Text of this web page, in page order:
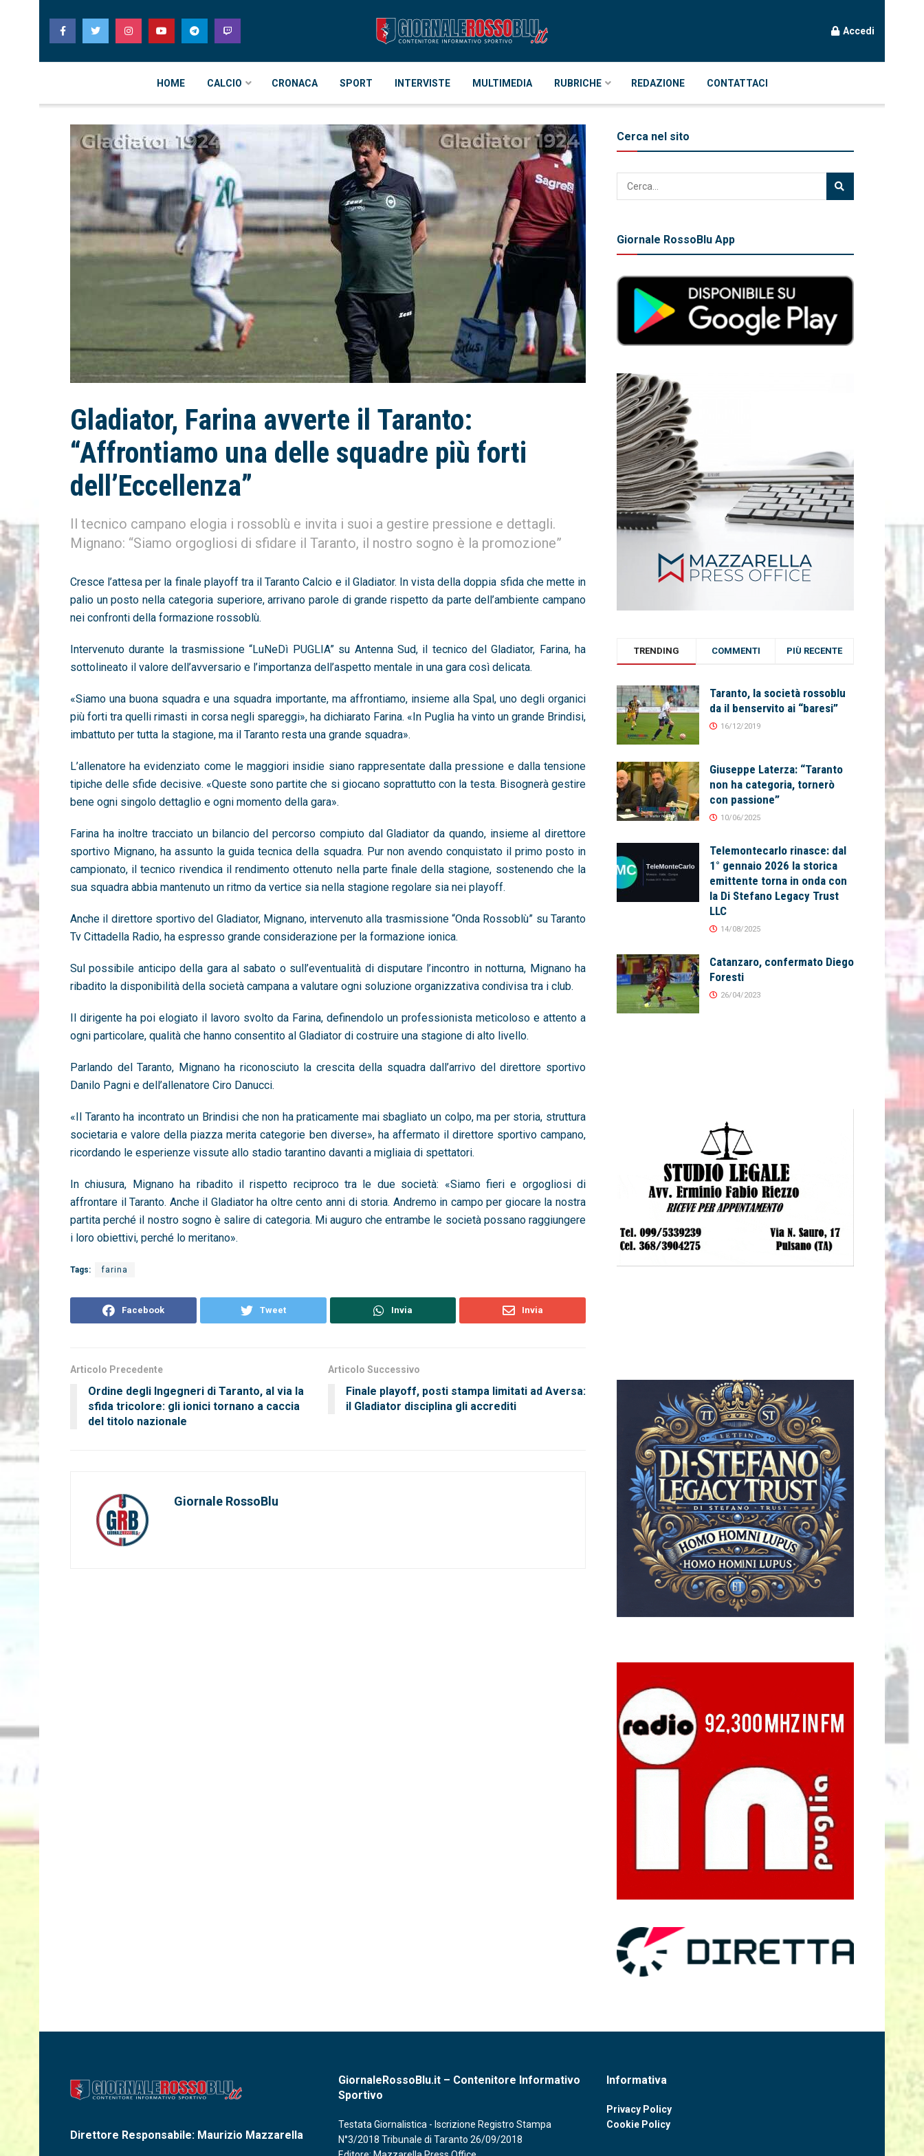
Accedi
HOME CALCIO CRONACA SPORT INTERVISTE MULTIMEDIA RUBRICHE REDAZIONE CONTATTACI
Gladiator, Farina avverte il Taranto:
“Affrontiamo una delle squadre più forti
dell’Eccellenza”
Il tecnico campano elogia i rossoblù e invita i suoi a gestire pressione e dettagli.
Mignano: “Siamo orgogliosi di sfidare il Taranto, il nostro sogno è la promozione”
Cresce l’attesa per la finale playoff tra ilTaranto Calcio e il Gladiator. In vista della doppia sfida che mette in
palio un posto nella categoria superiore, arrivano parole di grande rispetto da parte dell’ambiente campano
nei confronti della formazione rossoblù.
Intervenuto durante la trasmissione “LuNeDì PUGLIA” su Antenna Sud, il tecnico del Gladiator, Farina, ha
sottolineato il valore dell’avversario e l’importanza dell’aspetto mentale in una gara così delicata.
«Siamo una buona squadra e una squadra importante, ma affrontiamo, insieme alla Spal, uno degli organici
più forti tra quelli rimasti in corsa negli spareggi», ha dichiarato Farina. «In Puglia ha vinto un grande Brindisi,
imbattuto per tutta la stagione, ma il Taranto resta una grande squadra».
L’allenatore ha evidenziato come le maggiori insidie siano rappresentate dalla pressione e dalla tensione
tipiche delle sfide decisive. «Queste sono partite che si giocano soprattutto con la testa. Bisognerà gestire
bene ogni singolo dettaglio e ogni momento della gara».
Farina ha inoltre tracciato un bilancio del percorso compiuto dal Gladiator da quando, insieme al direttore
sportivo Mignano, ha assunto la guida tecnica della squadra. Pur non avendo conquistato il primo posto in
campionato, il tecnico rivendica il rendimento ottenuto nella parte finale della stagione, sostenendo che la
sua squadra abbia mantenuto un ritmo da vertice sia nella stagione regolare sia nei playoff.
Anche il direttore sportivo del Gladiator,Mignano, intervenuto alla trasmissione “Onda Rossoblù” su Taranto
Tv Cittadella Radio, ha espresso grande considerazione per la formazione ionica.
Sul possibile anticipo della gara al sabato o sull’eventualità di disputare l’incontro in notturna, Mignano ha
ribadito la disponibilità della società campana a valutare ogni soluzione organizzativa condivisa tra i club.
Il dirigente ha poi elogiato il lavoro svolto da Farina, definendolo un professionista meticoloso e attento a
ogni particolare, qualità che hanno consentito al Gladiator di costruire una stagione di alto livello.
Parlando del Taranto, Mignano ha riconosciuto la crescita della squadra dall’arrivo del direttore sportivo
Danilo Pagni e dell’allenatore Ciro Danucci.
«Il Taranto ha incontrato un Brindisi che non ha praticamente mai sbagliato un colpo, ma per storia, struttura
societaria e valore della piazza merita categorie ben diverse», ha affermato il direttore sportivo campano,
ricordando le esperienze vissute allo stadio tarantino davanti a migliaia di spettatori.
In chiusura, Mignano ha ribadito il rispetto reciproco tra le due società: «Siamo fieri e orgogliosi di
affrontare il Taranto. Anche il Gladiator ha oltre cento anni di storia. Andremo in campo per giocare la nostra
partita perché il nostro sogno è salire di categoria. Mi auguro che entrambe le società possano raggiungere
i loro obiettivi, perché lo meritano».
Tags: farina
Facebook Tweet Invia Invia
Articolo Precedente
Ordine degli Ingegneri di Taranto, al via la
sfida tricolore: gli ionici tornano a caccia
del titolo nazionale
Articolo Successivo
Finale playoff, posti stampa limitati ad Aversa:
il Gladiator disciplina gli accrediti
Giornale RossoBlu
Cerca nel sito
Giornale RossoBlu App
TRENDING COMMENTI PIÙ RECENTE
Taranto, la società rossoblu
da il benservito ai “baresi”
16/12/2019
Giuseppe Laterza: “Taranto
non ha categoria, tornerò
con passione”
10/06/2025
Telemontecarlo rinasce: dal
1° gennaio 2026 la storica
emittente torna in onda con
la Di Stefano Legacy Trust
LLC
14/08/2025
Catanzaro, confermato Diego
Foresti
26/04/2023
Direttore Responsabile: Maurizio Mazzarella
GiornaleRossoBlu.it – Contenitore Informativo
Sportivo
Testata Giornalistica - Iscrizione Registro Stampa
N°3/2018 Tribunale di Taranto 26/09/2018
Informativa
Privacy Policy
Cookie Policy